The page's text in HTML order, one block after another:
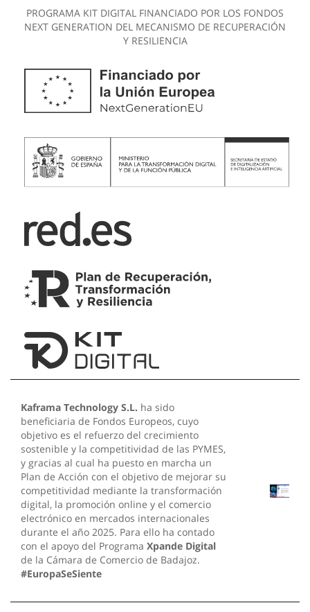
PROGRAMA KIT DIGITAL FINANCIADO POR LOS FONDOS
NEXT GENERATION DEL MECANISMO DE RECUPERACIÓN
Y RESILIENCIA
Kaframa Technology S.L. ha sido
beneficiaria de Fondos Europeos, cuyo
objetivo es el refuerzo del crecimiento
sostenible y la competitividad de las PYMES,
y gracias al cual ha puesto en marcha un
Plan de Acción con el objetivo de mejorar su
competitividad mediante la transformación
digital, la promoción online y el comercio
electrónico en mercados internacionales
durante el año 2025. Para ello ha contado
con el apoyo del Programa Xpande Digital
de la Cámara de Comercio de Badajoz.
#EuropaSeSiente